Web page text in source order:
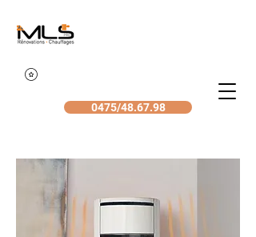
0475/48.67.98